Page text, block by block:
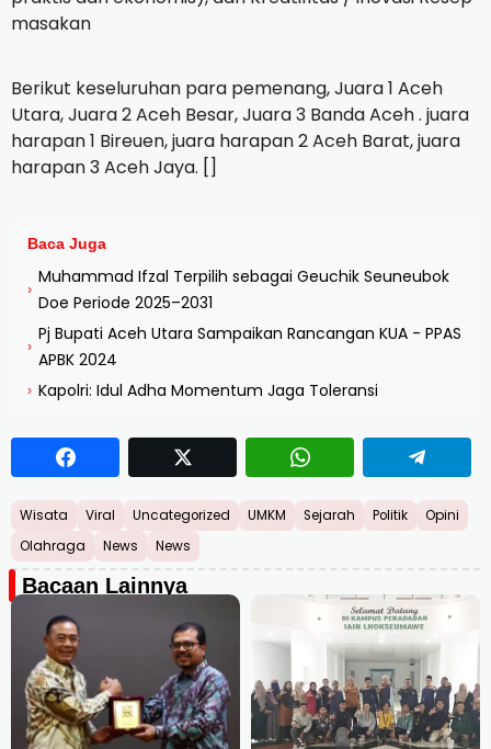
masakan
Berikut keseluruhan para pemenang, Juara 1 Aceh
Utara, Juara 2 Aceh Besar, Juara 3 Banda Aceh . juara
harapan 1 Bireuen, juara harapan 2 Aceh Barat, juara
harapan 3 Aceh Jaya. []
Baca Juga
›
Muhammad Ifzal Terpilih sebagai Geuchik Seuneubok
Doe Periode 2025–2031
›
Pj Bupati Aceh Utara Sampaikan Rancangan KUA - PPAS
APBK 2024
› Kapolri: Idul Adha Momentum Jaga Toleransi
Wisata Viral Uncategorized UMKM Sejarah Politik
Opini
Olahraga
News News
Bacaan Lainnya